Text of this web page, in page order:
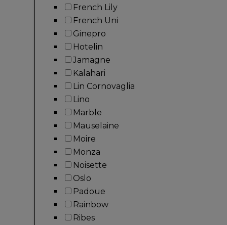
French Lily
French Uni
Ginepro
Hotelin
Jamagne
Kalahari
Lin Cornovaglia
Lino
Marble
Mauselaine
Moire
Monza
Noisette
Oslo
Padoue
Rainbow
Ribes